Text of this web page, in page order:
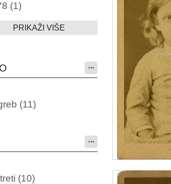
(1)
PRIKAŽI VIŠE
(11)
(10)